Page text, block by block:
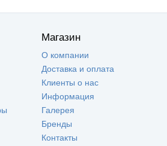
Магазин
О компании
Доставка и оплата
Клиенты о нас
Информация
Галерея
Бренды
Контакты